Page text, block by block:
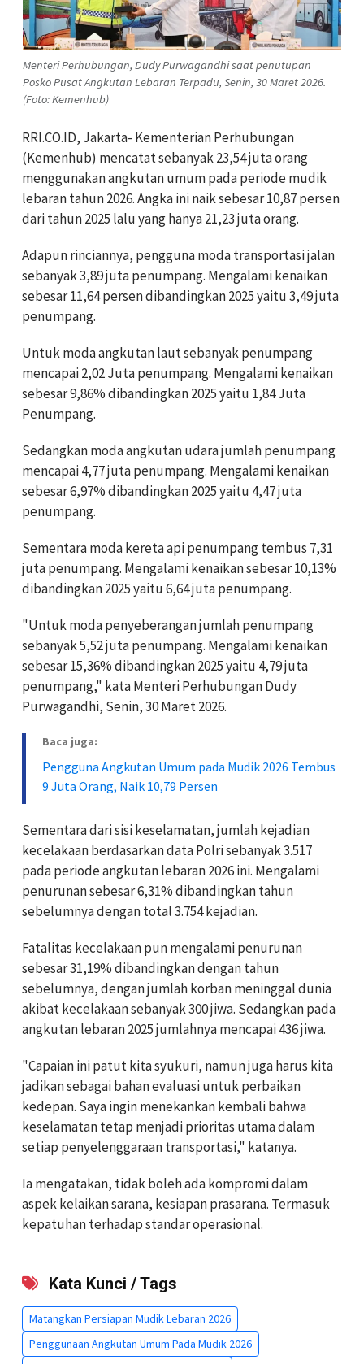
Menteri Perhubungan, Dudy Purwagandhi saat penutupan
Posko Pusat Angkutan Lebaran Terpadu, Senin, 30 Maret 2026.
(Foto: Kemenhub)
RRI.CO.ID, Jakarta- Kementerian Perhubungan
(Kemenhub) mencatat sebanyak 23,54 juta orang
menggunakan angkutan umum pada periode mudik
lebaran tahun 2026. Angka ini naik sebesar 10,87 persen
dari tahun 2025 lalu yang hanya 21,23 juta orang.
Adapun rinciannya, pengguna moda transportasi jalan
sebanyak 3,89 juta penumpang. Mengalami kenaikan
sebesar 11,64 persen dibandingkan 2025 yaitu 3,49 juta
penumpang.
Untuk moda angkutan laut sebanyak penumpang
mencapai 2,02 Juta penumpang. Mengalami kenaikan
sebesar 9,86% dibandingkan 2025 yaitu 1,84 Juta
Penumpang.
Sedangkan moda angkutan udara jumlah penumpang
mencapai 4,77 juta penumpang. Mengalami kenaikan
sebesar 6,97% dibandingkan 2025 yaitu 4,47 juta
penumpang.
Sementara moda kereta api penumpang tembus 7,31
juta penumpang. Mengalami kenaikan sebesar 10,13%
dibandingkan 2025 yaitu 6,64 juta penumpang.
"Untuk moda penyeberangan jumlah penumpang
sebanyak 5,52 juta penumpang. Mengalami kenaikan
sebesar 15,36% dibandingkan 2025 yaitu 4,79 juta
penumpang," kata Menteri Perhubungan Dudy
Purwagandhi, Senin, 30 Maret 2026.
Baca juga:
Pengguna Angkutan Umum pada Mudik 2026 Tembus
9 Juta Orang, Naik 10,79 Persen
Sementara dari sisi keselamatan, jumlah kejadian
kecelakaan berdasarkan data Polri sebanyak 3.517
pada periode angkutan lebaran 2026 ini. Mengalami
penurunan sebesar 6,31% dibandingkan tahun
sebelumnya dengan total 3.754 kejadian.
Fatalitas kecelakaan pun mengalami penurunan
sebesar 31,19% dibandingkan dengan tahun
sebelumnya, dengan jumlah korban meninggal dunia
akibat kecelakaan sebanyak 300 jiwa. Sedangkan pada
angkutan lebaran 2025 jumlahnya mencapai 436 jiwa.
"Capaian ini patut kita syukuri, namun juga harus kita
jadikan sebagai bahan evaluasi untuk perbaikan
kedepan. Saya ingin menekankan kembali bahwa
keselamatan tetap menjadi prioritas utama dalam
setiap penyelenggaraan transportasi," katanya.
Ia mengatakan, tidak boleh ada kompromi dalam
aspek kelaikan sarana, kesiapan prasarana. Termasuk
kepatuhan terhadap standar operasional.
Kata Kunci / Tags
Matangkan Persiapan Mudik Lebaran 2026
Penggunaan Angkutan Umum Pada Mudik 2026